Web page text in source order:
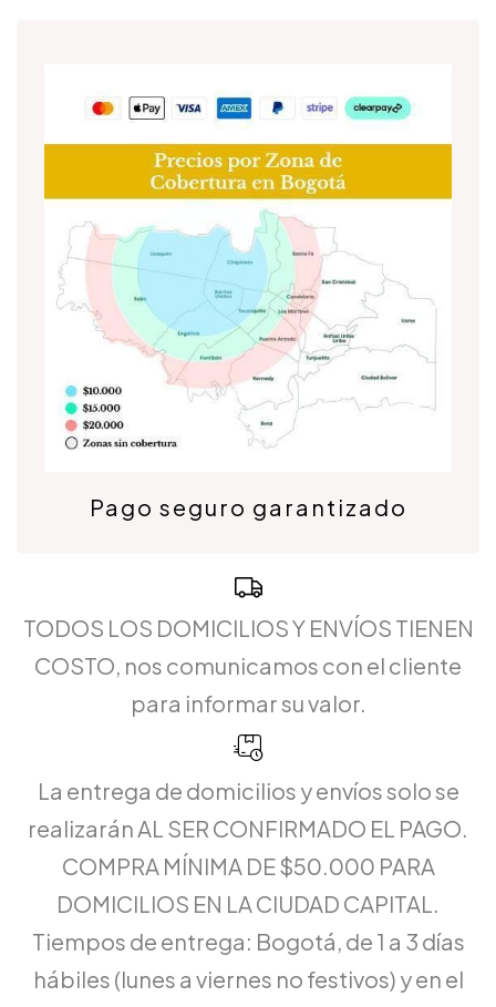
Pago seguro garantizado
TODOS LOS DOMICILIOS Y ENVÍOS TIENEN
COSTO, nos comunicamos con el cliente
para informar su valor.
La entrega de domicilios y envíos solo se
realizarán AL SER CONFIRMADO EL PAGO.
COMPRA MÍNIMA DE $50.000 PARA
DOMICILIOS EN LA CIUDAD CAPITAL.
Tiempos de entrega: Bogotá, de 1 a 3 días
hábiles (lunes a viernes no festivos) y en el